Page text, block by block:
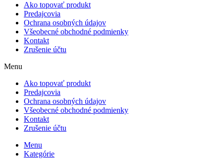
Ako topovať produkt
Predajcovia
Ochrana osobných údajov
Všeobecné obchodné podmienky
Kontakt
Zrušenie účtu
Menu
Ako topovať produkt
Predajcovia
Ochrana osobných údajov
Všeobecné obchodné podmienky
Kontakt
Zrušenie účtu
Menu
Kategórie